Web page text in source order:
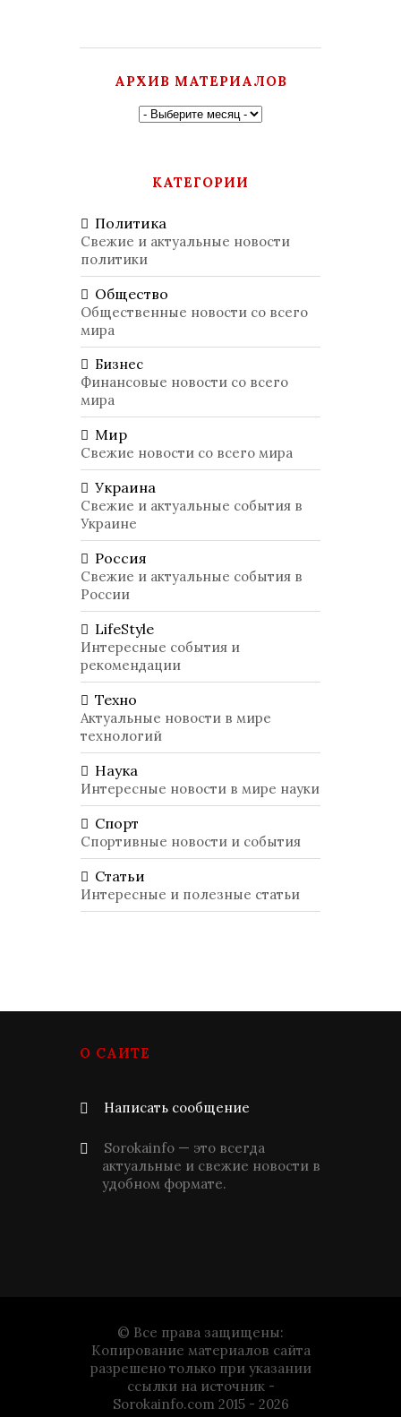
АРХИВ МАТЕРИАЛОВ
КАТЕГОРИИ
Политика
Свежие и актуальные новости
политики
Общество
Общественные новости со всего
мира
Бизнес
Финансовые новости со всего
мира
Мир
Свежие новости со всего мира
Украина
Свежие и актуальные события в
Украине
Россия
Свежие и актуальные события в
России
LifeStyle
Интересные события и
рекомендации
Техно
Актуальные новости в мире
технологий
Наука
Интересные новости в мире науки
Спорт
Спортивные новости и события
Статьи
Интересные и полезные статьи
О САЙТЕ
Написать сообщение
Sorokainfo — это всегда
актуальные и свежие новости в
удобном формате.
© Все права защищены:
Копирование материалов сайта
разрешено только при указании
ссылки на источник -
Sorokainfo.com 2015 - 2026